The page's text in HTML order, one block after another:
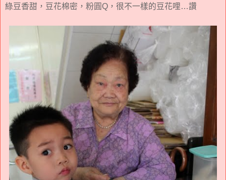
綠豆香甜，豆花棉密，粉圓Q，很不一樣的豆花哩…讚